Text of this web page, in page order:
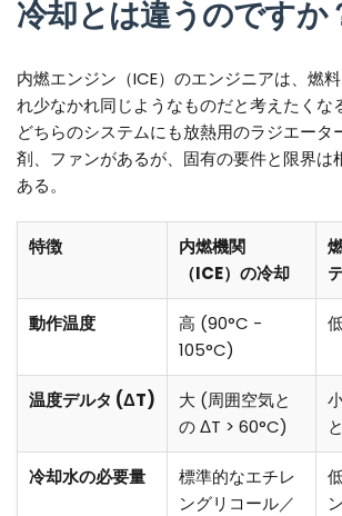
冷却とは違うのですか
内燃エンジン（ICE）のエンジニアは、燃
れ少なかれ同じようなものだと考えたくな
どちらのシステムにも放熱用のラジエータ
剤、ファンがあるが、固有の要件と限界は
ある。
特徴
内燃機関
（ICE）の冷却
動作温度
高 (90°C -
105°C)
温度デルタ (ΔT)
大 (周囲空気と
の ΔT > 60°C)
冷却水の必要量
標準的なエチレ
ングリコール／